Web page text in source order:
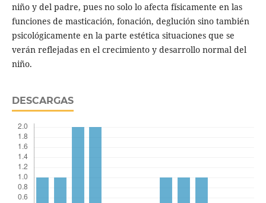
niño y del padre, pues no solo lo afecta físicamente en las
funciones de masticación, fonación, deglución sino también
psicológicamente en la parte estética situaciones que se
verán reflejadas en el crecimiento y desarrollo normal del
niño.
DESCARGAS